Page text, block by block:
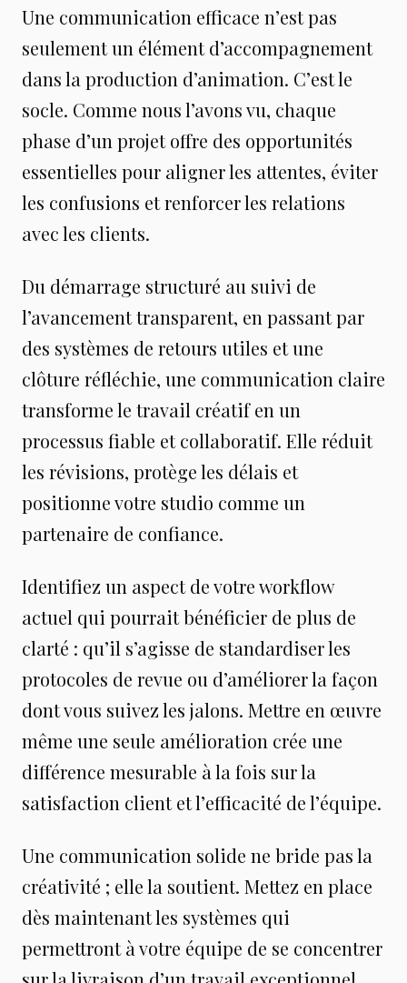
Une communication efficace n’est pas
seulement un élément d’accompagnement
dans la production d’animation. C’est le
socle. Comme nous l’avons vu, chaque
phase d’un projet offre des opportunités
essentielles pour aligner les attentes, éviter
les confusions et renforcer les relations
avec les clients.
Du démarrage structuré au suivi de
l’avancement transparent, en passant par
des systèmes de retours utiles et une
clôture réfléchie, une communication claire
transforme le travail créatif en un
processus fiable et collaboratif. Elle réduit
les révisions, protège les délais et
positionne votre studio comme un
partenaire de confiance.
Identifiez un aspect de votre workflow
actuel qui pourrait bénéficier de plus de
clarté : qu’il s’agisse de standardiser les
protocoles de revue ou d’améliorer la façon
dont vous suivez les jalons. Mettre en œuvre
même une seule amélioration crée une
différence mesurable à la fois sur la
satisfaction client et l’efficacité de l’équipe.
Une communication solide ne bride pas la
créativité ; elle la soutient. Mettez en place
dès maintenant les systèmes qui
permettront à votre équipe de se concentrer